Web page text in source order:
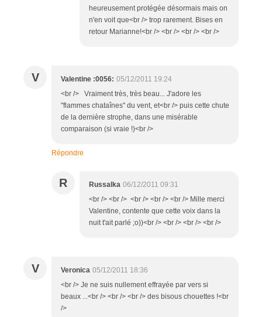
heureusement protégée désormais mais on
n'en voit que<br /> trop rarement. Bises en
retour Marianne!<br /> <br /> <br /> <br />
V Valentine :0056: 05/12/2011 19:24
<br /> Vraiment très, très beau... J'adore les
"flammes chataînes" du vent, et<br /> puis cette chute
de la dernière strophe, dans une misérable
comparaison (si vraie !)<br />
Répondre
R Russalka 06/12/2011 09:31
<br /> <br /> <br /> <br /> <br /> Mille merci
Valentine, contente que cette voix dans la
nuit t'ait parlé ;o))<br /> <br /> <br /> <br />
V Veronica 05/12/2011 18:36
<br /> Je ne suis nullement effrayée par vers si
beaux ...<br /> <br /> <br /> des bisous chouettes !<br
/>